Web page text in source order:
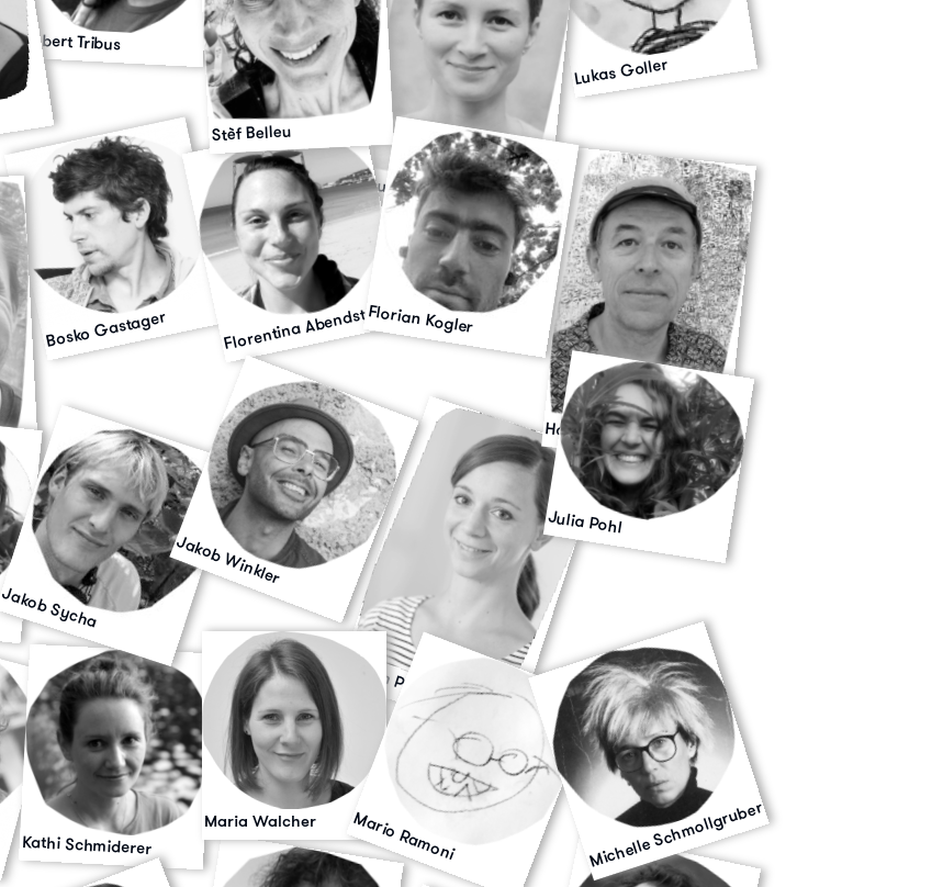
Robert Tribus
Stèf Belleu
Susan Messner
Lukas Goller
Bosko Gastager Florentina AbendsteinFlorian Kogler
Hans Woertl
Jakob Sycha
Jakob Winkler
Judith Prossliner
Julia Pohl
Kathi Schmiderer
Maria Walcher Mario Ramoni Michelle Schmollgruber